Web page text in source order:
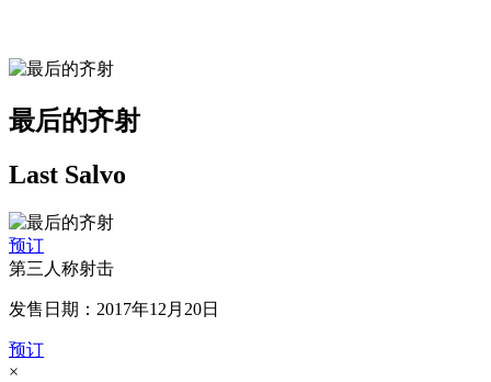
最后的齐射
Last Salvo
预订
第三人称射击
发售日期：2017年12月20日
预订
×